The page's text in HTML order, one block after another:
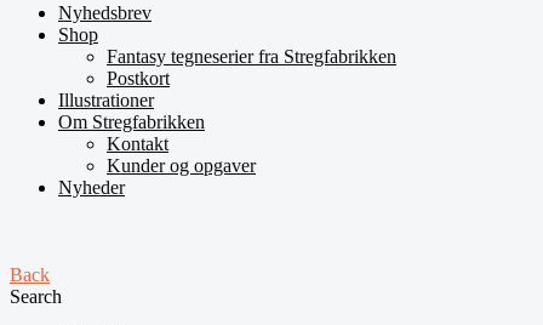
Nyhedsbrev
Shop
Fantasy tegneserier fra Stregfabrikken
Postkort
Illustrationer
Om Stregfabrikken
Kontakt
Kunder og opgaver
Nyheder
Back
Search